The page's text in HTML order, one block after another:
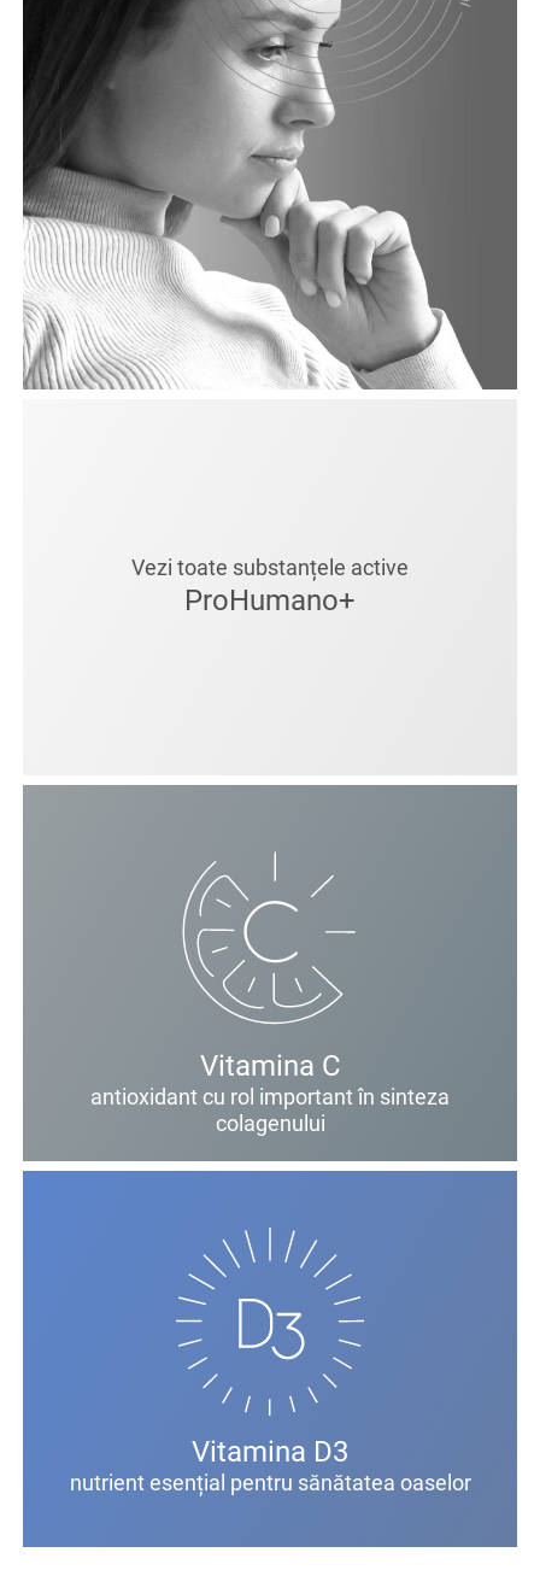
Vezi toate substanțele active
ProHumano+
Vitamina C
antioxidant cu rol important în sinteza
colagenului
Vitamina D3
nutrient esențial pentru sănătatea oaselor